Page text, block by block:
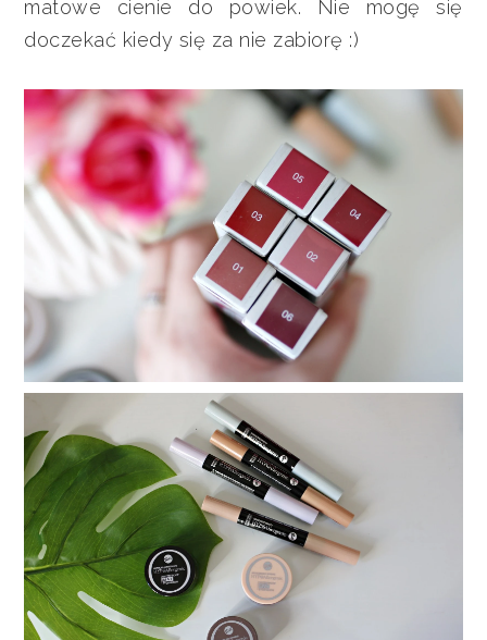
matowe cienie do powiek. Nie mogę się
doczekać kiedy się za nie zabiorę :)